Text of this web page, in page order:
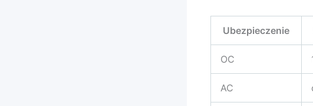
Ubezpieczenie
OC
AC